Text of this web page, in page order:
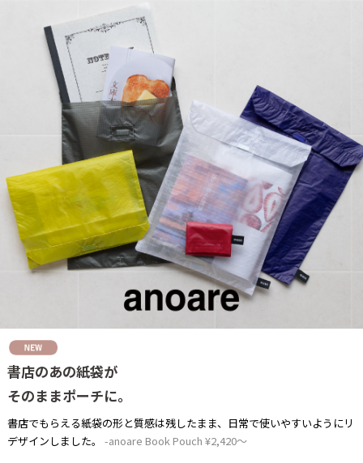
書店のあの紙袋が
そのままポーチに。
書店でもらえる紙袋の形と質感は残したまま、日常で使いやすいようにリ
デザインしました。
anoare Book Pouch ¥2,420～